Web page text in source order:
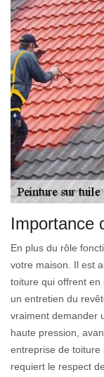
Importance
En plus du rôle
votre maison. Il est
toiture qui offrent en
un entretien du
vraiment demander
haute pression,
entreprise de
requiert le respect